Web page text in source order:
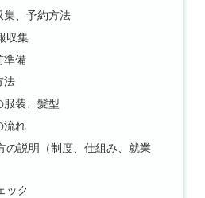
集、予約方法
収集
準備
法
服装、髪型
流れ
の説明（制度、仕組み、就業
ック